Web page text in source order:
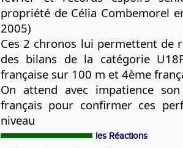
propriété de Célia Combemorel
2005)
Ces 2 chronos lui permettent de
des bilans de la catégorie
française sur 100 m et 4ème
On attend avec impatience
français pour confirmer ces
niveau
les Réactions